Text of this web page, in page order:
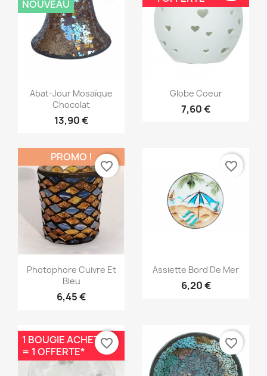
Aperçu rapide
Abat-Jour Mosaïque
Chocolat
13,90 €
NOUVEAU
Aperçu rapide
Globe Coeur
7,60 €
Aperçu rapide
Photophore Cuivre Et
Bleu
6,45 €
PROMO !
favorite_border
Aperçu rapide
Assiette Bord De Mer
6,20 €
favorite_border
1 BOUGIE ACHETÉE
= 1 OFFERTE*
favorite_border favorite_border